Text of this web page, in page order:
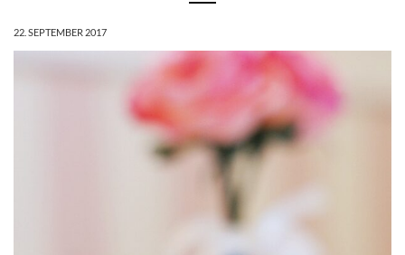
22. SEPTEMBER 2017